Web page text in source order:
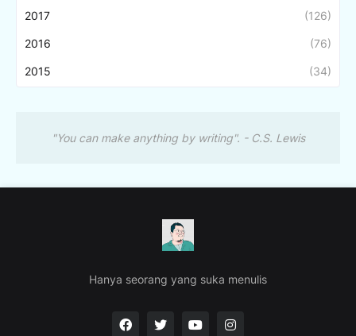
2017 (126)
2016 (76)
2015 (34)
"You can make anything by writing". - C.S. Lewis
Hanya seorang yang suka menulis